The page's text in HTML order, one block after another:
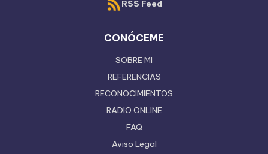
RSS Feed
CONÓCEME
SOBRE MI
REFERENCIAS
RECONOCIMIENTOS
RADIO ONLINE
FAQ
Aviso Legal